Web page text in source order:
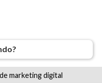
marketing digital